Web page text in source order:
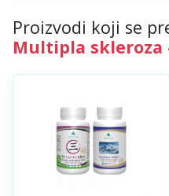
Proizvodi koji se
Multipla skleroza